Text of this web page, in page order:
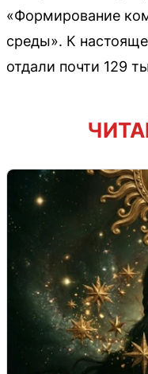
«Формирование
среды». К
отдали почти 129